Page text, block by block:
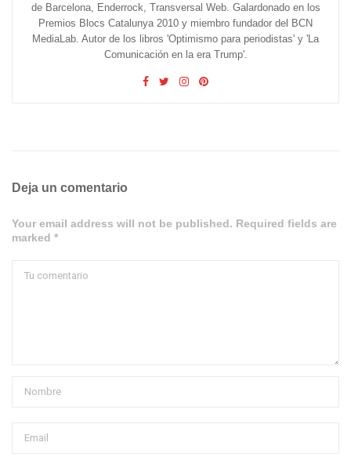
de Barcelona, Enderrock, Transversal Web. Galardonado en los
Premios Blocs Catalunya 2010 y miembro fundador del BCN
MediaLab. Autor de los libros 'Optimismo para periodistas' y 'La
Comunicación en la era Trump'.
Deja un comentario
Your email address will not be published. Required fields are
marked *